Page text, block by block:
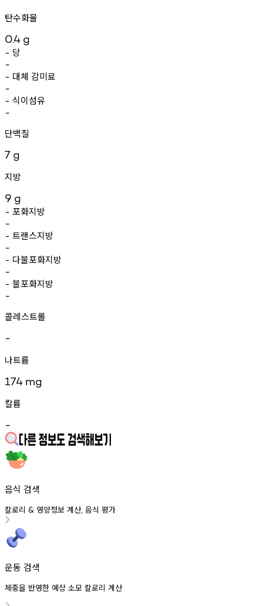
탄수화물
0.4 g
- 당
-
- 대체 감미료
-
- 식이섬유
-
단백질
7 g
지방
9 g
- 포화지방
-
- 트랜스지방
-
- 다불포화지방
-
- 불포화지방
-
콜레스트롤
-
나트륨
174 mg
칼륨
-
음식 검색
칼로리 & 영양정보 계산, 음식 평가
운동 검색
체중을 반영한 예상 소모 칼로리 계산